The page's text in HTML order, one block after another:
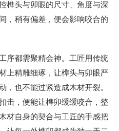
榫头与卯眼的尺寸、角度与深
，稍有偏差，便会影响咬合的
序都需聚精会神。工匠用传统
上精雕细琢，让榫头与卯眼严
，也不能过紧造成木材开裂。
击，便能让榫卯缓缓咬合，整
材自身的契合与工匠的手感把